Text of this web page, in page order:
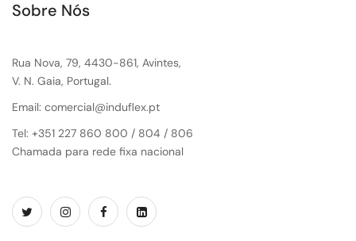
Sobre Nós
Rua Nova, 79, 4430-861, Avintes,
V. N. Gaia, Portugal.
Email: comercial@induflex.pt
Tel: +351 227 860 800 / 804 / 806
Chamada para rede fixa nacional